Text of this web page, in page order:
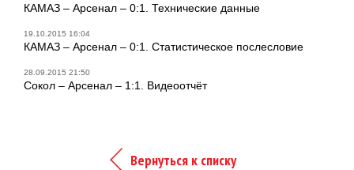
КАМАЗ – Арсенал – 0:1. Технические данные
19.10.2015 16:04
КАМАЗ – Арсенал – 0:1. Статистическое послесловие
28.09.2015 21:50
Сокол – Арсенал – 1:1. Видеоотчёт
Вернуться к списку